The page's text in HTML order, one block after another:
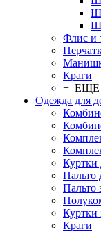
Флис и
Краги
+ ЕЩЕ
Одежда для
Куртки
Пальто
Пальто
Куртки
Краги